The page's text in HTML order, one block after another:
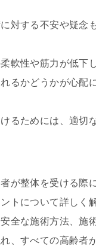
対する不安や疑念
軟性や筋力が低下
るかどうかが心配
るためには、適切
が整体を受ける際
トについて詳しく
全な施術方法、施
、すべての高齢者